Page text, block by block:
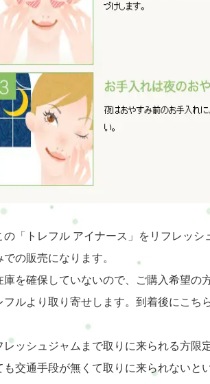
の「トレフル アイナース」をリフレッシ
の販売になります。
庫を確保していないので、ご購入希望の
フルより取り寄せします。到着後にこち
ッシュジャムまで取りに来られる方限定
交通手段が無くて取りに来られないと